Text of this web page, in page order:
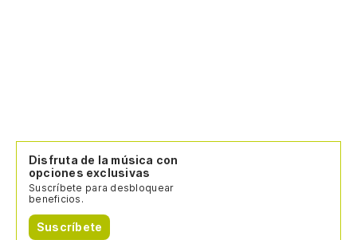
Disfruta de la música con
opciones exclusivas
Suscríbete para desbloquear
beneficios.
Suscríbete